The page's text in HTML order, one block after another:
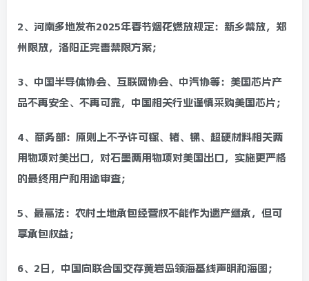
2、河南多地发布2025年春节烟花燃放规定：新乡禁放，郑
州限放，洛阳正完善禁限方案；
3、中国半导体协会、互联网协会、中汽协等：美国芯片产
品不再安全、不再可靠，中国相关行业谨慎采购美国芯片；
4、商务部：原则上不予许可镓、锗、锑、超硬材料相关两
用物项对美出口，对石墨两用物项对美国出口，实施更严格
的最终用户和用途审查；
5、最高法：农村土地承包经营权不能作为遗产继承，但可
享承包权益；
6、2日，中国向联合国交存黄岩岛领海基线声明和海图；